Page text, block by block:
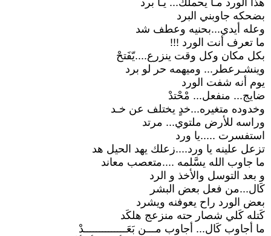
هذا الورد مـا يحملك... يـا برد
بضحكه جاوبني البرد
وعله أيدي...بحنيه وعطف شد
ما تعرف أنت الورد !!!
بكل مكان وكل وقت ينزرع....يّفَتحْ
وينشـرعطر... وميهمه حر لو برد
يوم أنه شفت الورد
ضايج... منفعل... مْحْتدْ
وخدوده متغيره...خدٍ يختلف عن خـد
وراسه للأرض ملتوي... مرتد
استفسرت .....يا ورد
تزعل علينه يا ورد....زعلك يهد الحيل هد
ما جاوب الله يسَّلمه ....متعصب معاند
و بعد التوسل والأخذ و الرد
كَال...من فعل بعض البشر
بعض الورد راح يعوفنه ويشرد
كَتله كَلي شصار حته منزعج هلكَد
ما أجاوب كَال... أجاوب مـــن بَعَــــــــــــــدْ